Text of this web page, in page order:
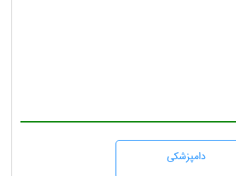
دامپزشكی